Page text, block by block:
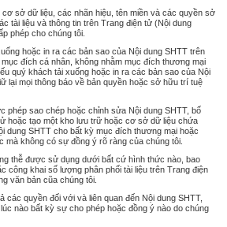
sở dữ liệu, các nhãn hiệu, tên miền và các quyền sở
tài liệu và thông tin trên Trang điện tử (Nội dung
phép cho chúng tôi.
hoặc in ra các bản sao của Nội dung SHTT trên
đích cá nhân, không nhằm mục đích thương mại
quý khách tải xuống hoặc in ra các bản sao của Nội
lại mọi thông báo về bản quyền hoặc sở hữu trí tuệ
sao chép hoặc chỉnh sửa Nội dung SHTT, bố
hoặc tạo một kho lưu trữ hoặc cơ sở dữ liệu chứa
dung SHTT cho bất kỳ mục đích thương mại hoặc
mà không có sự đồng ý rõ ràng của chúng tôi.
thễ được sử dụng dưới bất cứ hình thức nào, bao
công khai số lượng phân phối tài liệu trên Trang điện
văn bản cũa chúng tôi.
quyền đối với và liên quan đến Nội dung SHTT,
nào bất kỳ sự cho phép hoặc đồng ý nào do chúng